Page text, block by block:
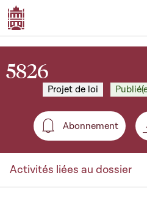
5826
Projet de loi
Abonnement
Abonnement
Activités liées au dossier